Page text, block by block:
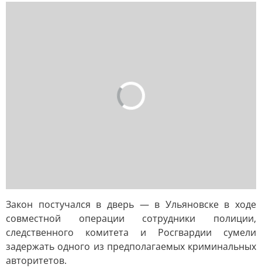
Закон постучался в дверь — в Ульяновске в ходе
совместной операции сотрудники полиции,
следственного комитета и Росгвардии сумели
задержать одного из предполагаемых криминальных
авторитетов.